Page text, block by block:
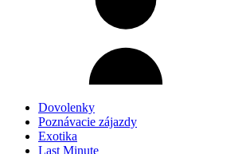
Dovolenky
Poznávacie zájazdy
Exotika
Last Minute